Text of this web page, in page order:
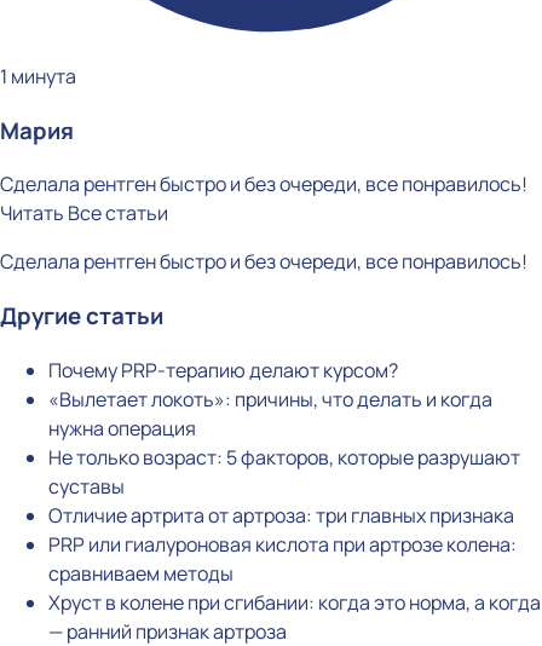
1 минута
Мария
Сделала рентген быстро и без очереди, все понравилось!
Читать Все статьи
Сделала рентген быстро и без очереди, все понравилось!
Другие статьи
Почему PRP-терапию делают курсом?
«Вылетает локоть»: причины, что делать и когда
нужна операция
Не только возраст: 5 факторов, которые разрушают
суставы
Отличие артрита от артроза: три главных признака
PRP или гиалуроновая кислота при артрозе колена:
сравниваем методы
Хруст в колене при сгибании: когда это норма, а когда
— ранний признак артроза